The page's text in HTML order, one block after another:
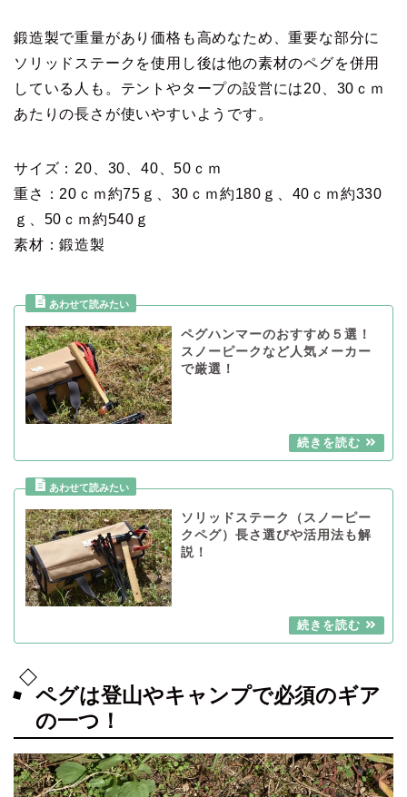
鍛造製で重量があり価格も高めなため、重要な部分に
ソリッドステークを使用し後は他の素材のペグを併用
している人も。テントやタープの設営には20、30ｃｍ
あたりの長さが使いやすいようです。
サイズ：20、30、40、50ｃｍ
重さ：20ｃｍ約75ｇ、30ｃｍ約180ｇ、40ｃｍ約330
ｇ、50ｃｍ約540ｇ
素材：鍛造製
ペグハンマーのおすすめ５選！
スノーピークなど人気メーカー
で厳選！
ソリッドステーク（スノーピー
クペグ）長さ選びや活用法も解
説！
ペグは登山やキャンプで必須のギア
の一つ！